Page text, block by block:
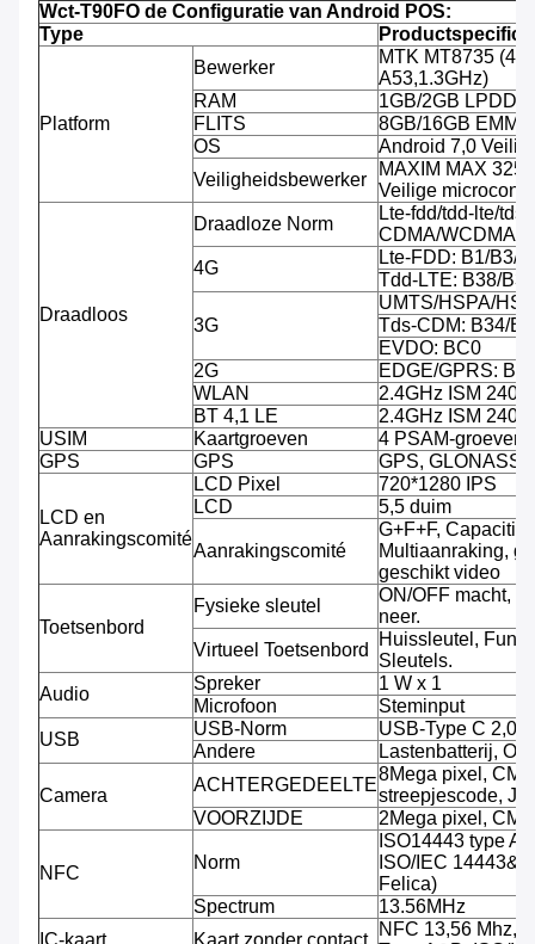
Wct-T90FO de Configuratie van Android POS:
Type
Platform
Bewerker
MTK MT8735 (4-
A53,1.3GHz)
RAM
1GB/2GB
FLITS
8GB/16GB
OS
Android 7,0
Veiligheidsbewerker
MAXIM MAX
Veilige
Draadloos
Draadloze Norm
Lte-fdd/tdd-lte/tds-
CDMA/WCDMA/
4G
Lte-FDD: B1/B3/
Tdd-LTE: B38/
3G
UMTS/HSPA/
Tds-CDM: B34/
EVDO: BC0
2G
EDGE/GPRS:
WLAN
2.4GHz ISM
BT 4,1 LE
2.4GHz ISM
USIM
Kaartgroeven
4 PSAM-groeven,
GPS
GPS GPS, GLONASS
LCD en
Aanrakingscomité
LCD Pixel
720*1280 IPS
LCD
5,5 duim
Aanrakingscomité
G+F+F,
Multiaanraking,
geschikt video
Toetsenbord
Fysieke sleutel
ON/OFF macht,
neer.
Virtueel Toetsenbord
Huissleutel,
Sleutels.
Audio
Spreker
1 W x 1
Microfoon
Steminput
USB
USB-Norm
USB-Type C 2,0
Andere
Lastenbatterij,
Camera
ACHTERGEDEELTE
8Mega pixel,
streepjescode,
VOORZIJDE
2Mega pixel,
NFC
Norm
ISO14443 type
ISO/IEC
Felica)
Spectrum
13.56MHz
NFC 13,56 Mhz,